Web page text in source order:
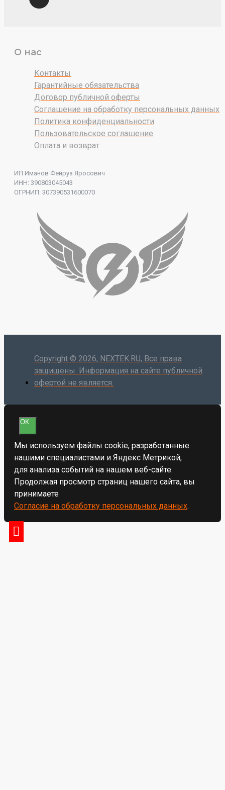
О нас
Контакты
Гарантийные обязательства
Договор публичной оферты
Соглашение на обработку персональных данных
Политика конфиденциальности
Пользовательское соглашение
Оплата и возврат
ИП Иманов Фейруз Яросович
ИНН: 390803045043
ОГРНИП: 307390531600070
Copyright © 2026, NEXTEK.RU, Все права
защищены. Информация на сайте публичной
офертой не является.
ОК
Мы используем файлы cookie, разработанные
нашими специалистами и Яндекс Метрикой,
для анализа событий на нашем веб-сайте.
Продолжая просмотр страниц нашего сайта, вы
принимаете
Согласие на обработку персональных данных.